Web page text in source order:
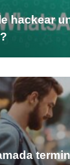
hackear